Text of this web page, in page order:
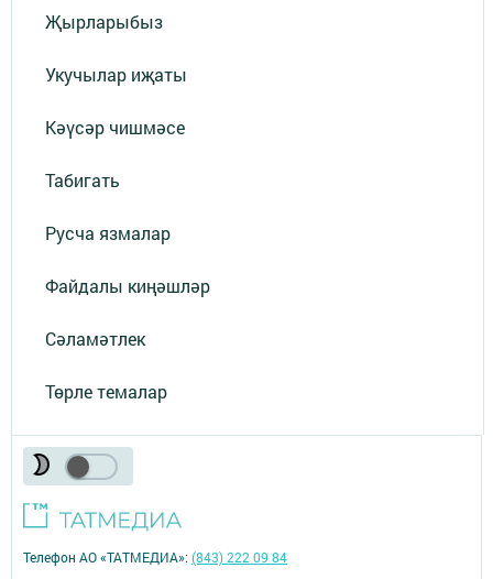
Җырларыбыз
Укучылар иҗаты
Кәүсәр чишмәсе
Табигать
Русча язмалар
Файдалы киңәшләр
Сәламәтлек
Төрле темалар
Телефон АО «ТАТМЕДИА»:(843) 222 09 84